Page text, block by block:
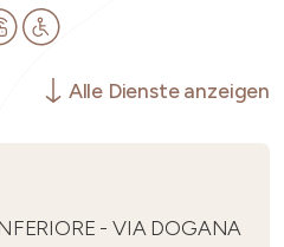
Alle Dienste anzeigen
- VIA DOGANA